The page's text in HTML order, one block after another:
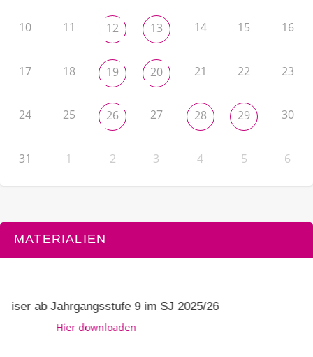
10 11 12 13 14 15 16
17 18 19 20 21 22 23
24 25 26 27 28 29 30
31 1 2 3 4 5 6
MATERIALIEN
Jahrgangsstufe 9 im SJ 2025/26
Hier downloaden